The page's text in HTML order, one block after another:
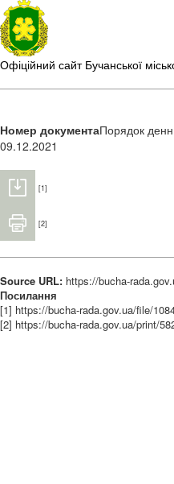
Офіційний сайт Бучанської
Номер документаПорядок
09.12.2021
[1]
[2]
Source URL: https://bucha-
Посилання
[1] https://bucha-rada.gov.ua/file/
[2] https://bucha-rada.gov.ua/print/